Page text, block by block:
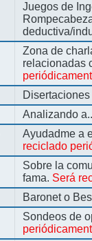
Juegos de
deductiva/
Zona de
relacionadas
Analizando
Ayudadme a
reciclado
Sobre la
fama. Será
Baronet o
Sondeos de